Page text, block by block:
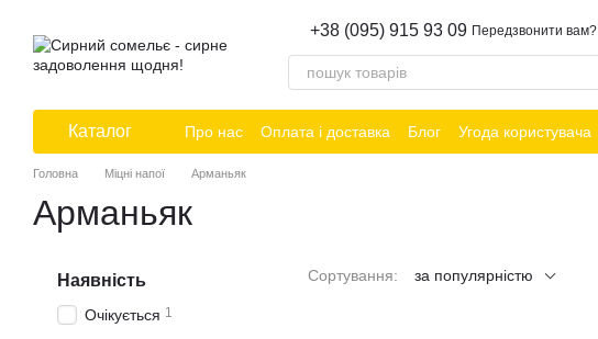
+38 (095) 915 93 09 Передзвонити вам?
Каталог Про нас Оплата і доставка Блог Угода користувача
Головна Міцні напої Арманьяк
Арманьяк
Сортування: за популярністю
Наявність
Очікується 1